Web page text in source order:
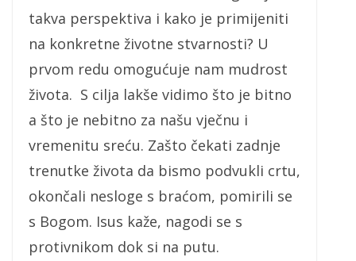
takva perspektiva i kako je primijeniti
na konkretne životne stvarnosti? U
prvom redu omogućuje nam mudrost
života. S cilja lakše vidimo što je bitno
a što je nebitno za našu vječnu i
vremenitu sreću. Zašto čekati zadnje
trenutke života da bismo podvukli crtu,
okončali nesloge s braćom, pomirili se
s Bogom. Isus kaže, nagodi se s
protivnikom dok si na putu.